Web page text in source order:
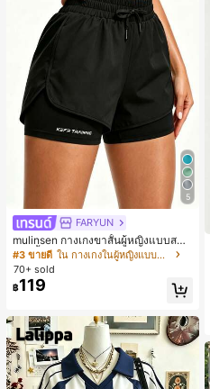
5
FARYUN
mulinsen กางเกงขาสั้นผู้หญิงแบบสบา
ยๆ สีพื้น หลวม อเนกประสงค์ กางเกงขา
สั้นกีฬา 2-In-1 สำหรับวิ่ง ฟิตเนส และก
ารฝึกซ้อมกีฬาในฤดูร้อน
#3 ขายดี
ใน กางเกงในผู้หญิงแบบแอคทีฟ
70+ sold
฿119